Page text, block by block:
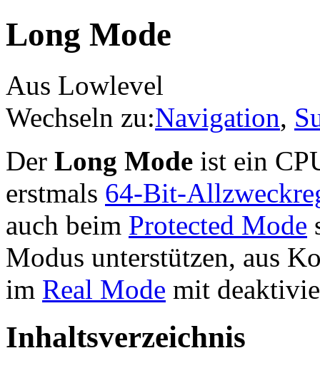
Long Mode
Aus Lowlevel
Wechseln zu:Navigation,
Der Long Mode ist ein
erstmals 64-Bit-
auch beim Protected Mode
Modus unterstützen, aus
im Real Mode mit
Inhaltsverzeichnis